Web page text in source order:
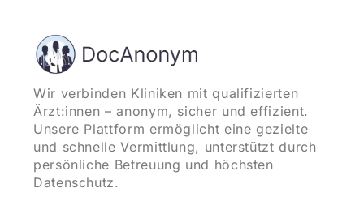
Wir verbinden Kliniken mit qualifizierten
Ärzt:innen – anonym, sicher und effizient.
Unsere Plattform ermöglicht eine gezielte
und schnelle Vermittlung, unterstützt durch
persönliche Betreuung und höchsten
Datenschutz.